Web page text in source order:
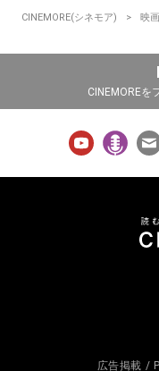
CINEMORE(シネモア) 映画
CINEMOREを
広告掲載 /